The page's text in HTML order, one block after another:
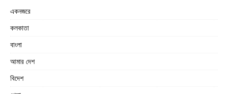
একনজরে
কলকাতা
বাংলা
আমার দেশ
বিদেশ